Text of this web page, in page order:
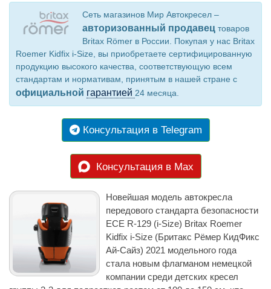
Сеть магазинов Мир Автокресел –
авторизованный продавец товаров
Britax Römer в России. Покупая у нас Britax
Roemer Kidfix i-Size, вы приобретаете сертифицированную
продукцию высокого качества, соответствующую всем
стандартам и нормативам, принятым в нашей стране с
официальной гарантией 24 месяца.
Консультация в Telegram
Консультация в Max
Новейшая модель автокресла
передового стандарта безопасности
ECE R-129 (i-Size) Britax Roemer
Kidfix i-Size (Бритакс Рёмер КидФикс
Ай-Сайз) 2021 модельного года
стала новым флагманом немецкой
компании среди детских кресел